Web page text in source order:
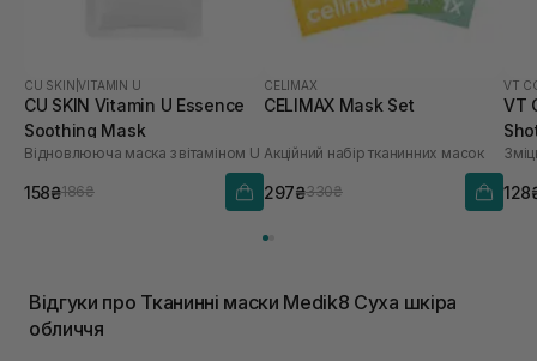
CU SKIN |VITAMIN U
CU SKIN Vitamin U Essence
Soothing Mask
Відновлююча маска з вітаміном U
158₴186₴
CELIMAX
CELIMAX Mask Set
Акційний набір тканинних масок
297₴330₴
VT
VT
Відгуки про Тканинні маски Medik8 Суха шкіра
обличчя